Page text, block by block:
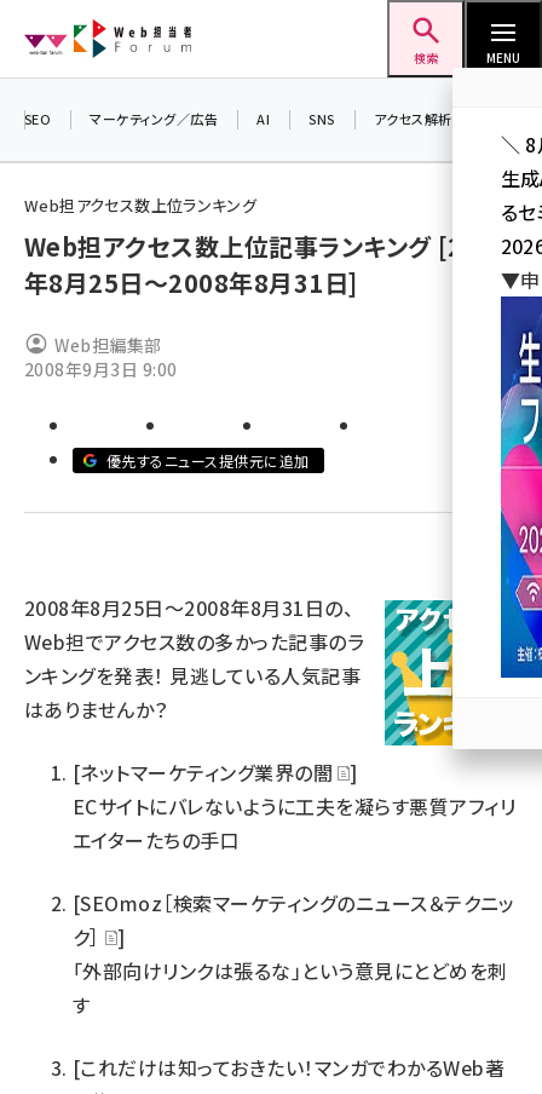
ン
検索 MENU
seo (3524)
youtube (2431)
セミナー (2306)
SEO マーケティング／広告 AI SNS アクセス解析／データ分析
Web担アクセス数上位ランキング
Web担アクセス数上位記事ランキング [2008
年8月25日～2008年8月31日]
Web担編集部
2008年9月3日 9:00
優先するニュース提供元に追加
2008年8月25日～2008年8月31日の、
Web担でアクセス数の多かった記事のラ
ンキングを発表！ 見逃している人気記事
はありませんか？
[ネットマーケティング業界の闇
]
ECサイトにバレないように工夫を凝らす悪質アフィリ
エイターたちの手口
[SEOmoz［検索マーケティングのニュース＆テクニッ
ク］
]
「外部向けリンクは張るな」という意見にとどめを刺
す
[これだけは知っておきたい！マンガでわかるWeb著
＼ 8
生
る
▼申